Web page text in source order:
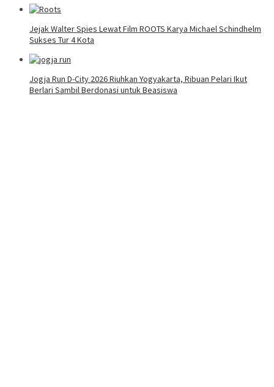
Jejak Walter Spies Lewat Film ROOTS Karya Michael Schindhelm
Sukses Tur 4 Kota
Jogja Run D-City 2026 Riuhkan Yogyakarta, Ribuan Pelari Ikut
Berlari Sambil Berdonasi untuk Beasiswa